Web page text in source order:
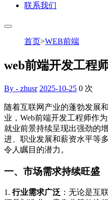
联系我们
首页>WEB前端
web前端开发工程
By - zhusr 2025-10-25 0 次
随着互联网产业的蓬勃发展
业，Web前端开发工程师作
就业前景持续呈现出强劲的
进、职业发展和薪资水平等
令人瞩目的潜力。
一、市场需求持续旺盛
1. 行业需求广泛 ：无论是互